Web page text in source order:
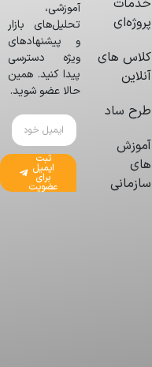
پروژه‌ای
کلاس های
آنلاین
طرح ساد
آموزش
های
سازمانی
آموزشی،
تحلیل‌های بازار
و پیشنهادهای
ویژه دسترسی
پیدا کنید. همین
حالا عضو شوید.
ثبت
ایمیل
برای
عضویت